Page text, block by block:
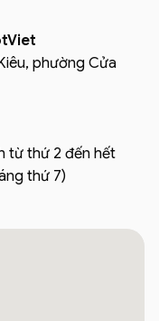
phường Cửa
từ thứ 2 đến hết
thứ 7)